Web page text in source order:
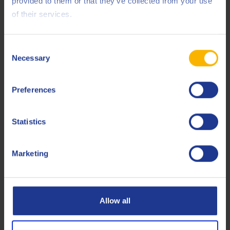
of their services.
Selection
Necessary
Preferences
Statistics
Marketing
Allow all
JASO
Liebherr
MAN
MTU